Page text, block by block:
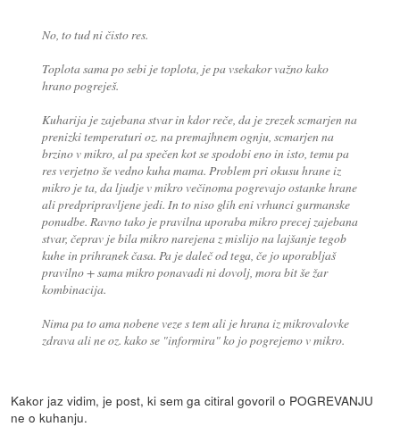
No, to tud ni čisto res.
Toplota sama po sebi je toplota, je pa vsekakor važno kako
hrano pogreješ.
Kuharija je zajebana stvar in kdor reče, da je zrezek scmarjen na
prenizki temperaturi oz. na premajhnem ognju, scmarjen na
brzino v mikro, al pa spečen kot se spodobi eno in isto, temu pa
res verjetno še vedno kuha mama. Problem pri okusu hrane iz
mikro je ta, da ljudje v mikro večinoma pogrevajo ostanke hrane
ali predpripravljene jedi. In to niso glih eni vrhunci gurmanske
ponudbe. Ravno tako je pravilna uporaba mikro precej zajebana
stvar, čeprav je bila mikro narejena z mislijo na lajšanje tegob
kuhe in prihranek časa. Pa je daleč od tega, če jo uporabljaš
pravilno + sama mikro ponavadi ni dovolj, mora bit še žar
kombinacija.
Nima pa to ama nobene veze s tem ali je hrana iz mikrovalovke
zdrava ali ne oz. kako se "informira" ko jo pogrejemo v mikro.
Kakor jaz vidim, je post, ki sem ga citiral govoril o POGREVANJU
ne o kuhanju.